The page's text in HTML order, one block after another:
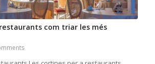
com triar les més